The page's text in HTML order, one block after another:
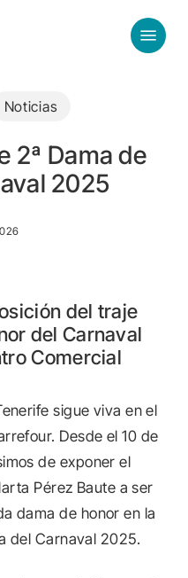
Menu
Noticias
2ª Dama de
2025
del traje
del Carnaval
Comercial
sigue viva en el
Desde el 10 de
de exponer el
Pérez Baute a ser
dama de honor en la
del Carnaval 2025.